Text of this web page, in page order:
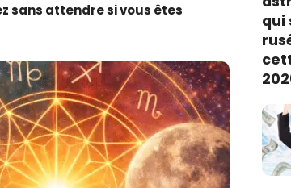
sans attendre si vous êtes
qui